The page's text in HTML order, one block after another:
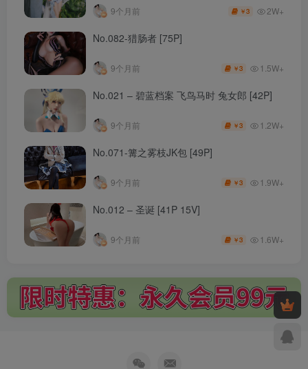
9个月前 ￥3 2W+
No.082-猎肠者 [75P]
9个月前 ￥3 1.5W+
No.021 – 碧蓝档案 飞鸟马时 兔女郎 [42P]
9个月前 ￥3 1.2W+
No.071-篝之雾枝JK包 [49P]
9个月前 ￥3 1.9W+
No.012 – 圣诞 [41P 15V]
9个月前 ￥3 1.6W+